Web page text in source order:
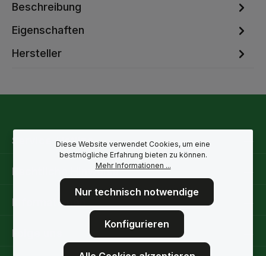
Beschreibung
Eigenschaften
Hersteller
Service-Hotline
Rechtliche Hinweise
Informationen
Folge uns
Diese Website verwendet Cookies, um eine
bestmögliche Erfahrung bieten zu können.
Mehr Informationen ...
Nur technisch notwendige
Konfigurieren